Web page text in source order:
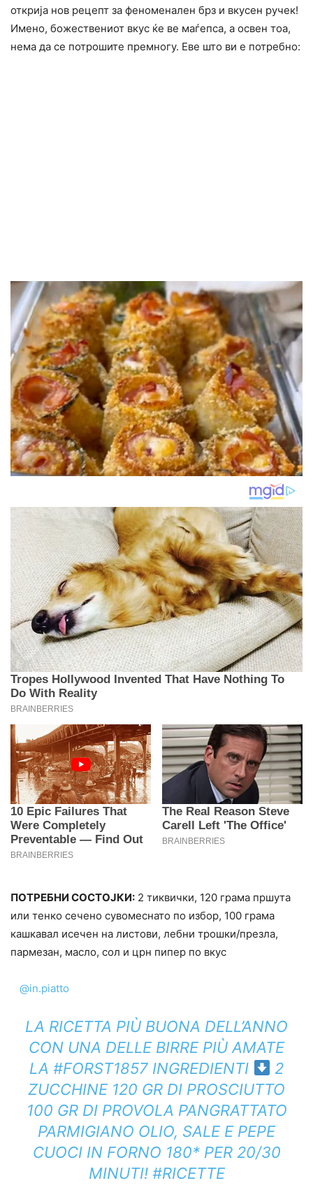
открија нов рецепт за феноменален брз и вкусен ручек!
Имено, божествениот вкус ќе ве маѓепса, а освен тоа,
нема да се потрошите премногу. Еве што ви е потребно:
ПОТРЕБНИ СОСТОЈКИ: 2 тиквички, 120 грама пршута
или тенко сечено сувомеснато по избор, 100 грама
кашкавал исечен на листови, лебни трошки/презла,
пармезан, масло, сол и црн пипер по вкус
@in.piatto
LA RICETTA PIÙ BUONA DELL’ANNO
CON UNA DELLE BIRRE PIÙ AMATE
LA #FORST1857INGREDIENTI
2
ZUCCHINE 120 GR DI PROSCIUTTO
100 GR DI PROVOLA PANGRATTATO
PARMIGIANO OLIO, SALE E PEPE
CUOCI IN FORNO 180* PER 20/30
MINUTI! #RICETTE